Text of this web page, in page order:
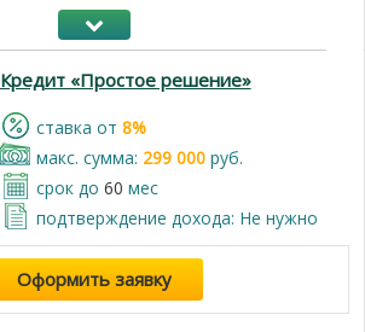
Кредит «Простое решение»
cтавка от 8%
макс. сумма: 299 000руб.
срок до 60 мес
подтверждение дохода: Не нужно
Оформить заявку